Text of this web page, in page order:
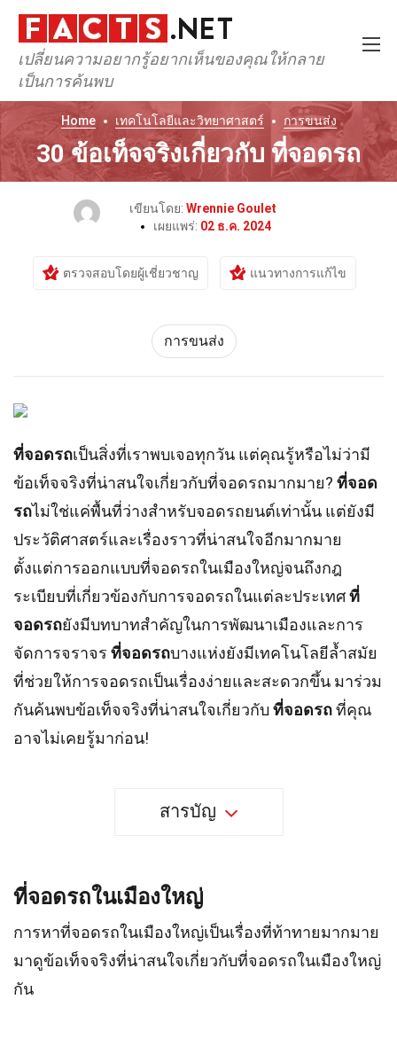
เปลี่ยนความอยากรู้อยากเห็นของคุณให้กลาย
เป็นการค้นพบ
Home เทคโนโลยีและวิทยาศาสตร์ การขนส่ง
30 ข้อเท็จจริงเกี่ยวกับ ที่จอดรถ
เขียนโดย: Wrennie Goulet
เผยแพร่: 02 ธ.ค. 2024
ตรวจสอบโดยผู้เชี่ยวชาญ แนวทางการแก้ไข
การขนส่ง
ที่จอดรถเป็นสิ่งที่เราพบเจอทุกวัน แต่คุณรู้หรือไม่ว่ามี
ข้อเท็จจริงที่น่าสนใจเกี่ยวกับที่จอดรถมากมาย? ที่จอด
รถไม่ใช่แค่พื้นที่ว่างสำหรับจอดรถยนต์เท่านั้น แต่ยังมี
ประวัติศาสตร์และเรื่องราวที่น่าสนใจอีกมากมาย
ตั้งแต่การออกแบบที่จอดรถในเมืองใหญ่จนถึงกฎ
ระเบียบที่เกี่ยวข้องกับการจอดรถในแต่ละประเทศที่
จอดรถยังมีบทบาทสำคัญในการพัฒนาเมืองและการ
จัดการจราจร ที่จอดรถบางแห่งยังมีเทคโนโลยีล้ำสมัย
ที่ช่วยให้การจอดรถเป็นเรื่องง่ายและสะดวกขึ้น มาร่วม
กันค้นพบข้อเท็จจริงที่น่าสนใจเกี่ยวกับที่จอดรถที่คุณ
อาจไม่เคยรู้มาก่อน!
สารบัญ
ที่จอดรถในเมืองใหญ่
การหาที่จอดรถในเมืองใหญ่เป็นเรื่องที่ท้าทายมากมาย
มาดูข้อเท็จจริงที่น่าสนใจเกี่ยวกับที่จอดรถในเมืองใหญ่
กัน